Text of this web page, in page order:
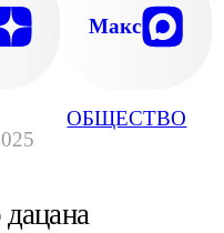
ОБЩЕСТВО
Макс